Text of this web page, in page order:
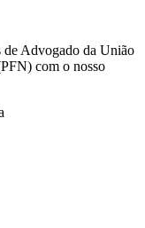
de Advogado da União
com o nosso